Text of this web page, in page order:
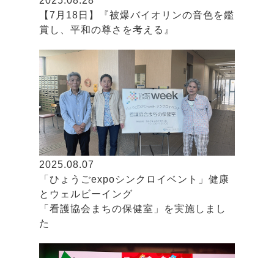
【7月18日】『被爆バイオリンの音色を鑑
賞し、平和の尊さを考える』
2025.08.07
「ひょうごexpoシンクロイベント」健康
とウェルビーイング
「看護協会まちの保健室」を実施しまし
た